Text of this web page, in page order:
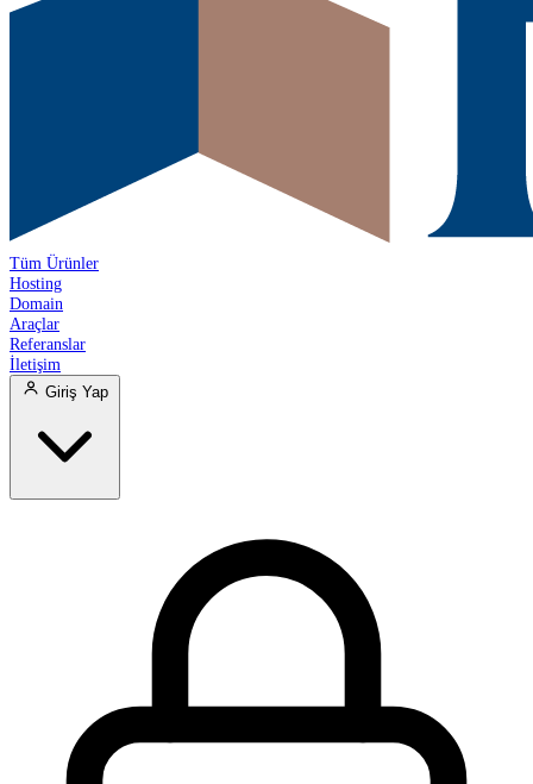
Tüm Ürünler
Hosting
Domain
Araçlar
Referanslar
İletişim
Giriş Yap